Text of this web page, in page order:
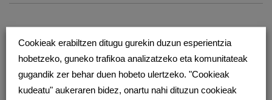
Cookieak erabiltzen ditugu gurekin duzun esperientzia
hobetzeko, guneko trafikoa analizatzeko eta komunitateak
gugandik zer behar duen hobeto ulertzeko. "Cookieak
kudeatu" aukeraren bidez, onartu nahi dituzun cookieak